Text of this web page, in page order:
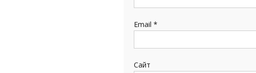
Email *
Сайт